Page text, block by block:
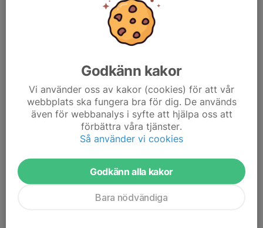
Ansökan öppen för att söka
stipendium 2026!
0 kommentarer
år kommer dela ut flera stipendier i dessa två kategorier:
åkarstipendium och utbildningsstipendium.
Åkarstipendiet syftar till att främja och stödja åkares...
Föreläsning: Coachande
Konståkningsförälder
0 kommentarer
Godkänn kakor
Vi använder oss av kakor (cookies) för att vår
webbplats ska fungera bra för dig. De används
även för webbanalys i syfte att hjälpa oss att
förbättra våra tjänster.
Så använder vi cookies
Godkänn alla kakor
Bara nödvändiga